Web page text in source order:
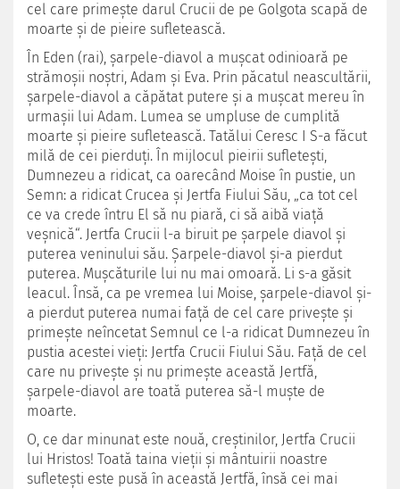
cel care primeşte darul Crucii de pe Golgota scapă de
moarte şi de pieire sufletească.
În Eden (rai), şarpele-diavol a muşcat odinioară pe
strămoşii noştri, Adam şi Eva. Prin păcatul neascultării,
şarpele-diavol a căpătat putere şi a muşcat mereu în
urmaşii lui Adam. Lumea se umpluse de cumplită
moarte şi pieire sufletească. Tatălui Ceresc I S-a făcut
milă de cei pierduţi. În mijlocul pieirii sufleteşti,
Dumnezeu a ridicat, ca oarecând Moise în pustie, un
Semn: a ridicat Crucea şi Jertfa Fiului Său, „ca tot cel
ce va crede întru El să nu piară, ci să aibă viaţă
veşnică“. Jertfa Crucii l-a biruit pe şarpele diavol şi
puterea veninului său. Şarpele-diavol şi-a pierdut
puterea. Muşcăturile lui nu mai omoară. Li s-a găsit
leacul. Însă, ca pe vremea lui Moise, şarpele-diavol şi-
a pierdut puterea numai faţă de cel care priveşte şi
primeşte neîncetat Semnul ce l-a ridicat Dumnezeu în
pustia acestei vieţi: Jertfa Crucii Fiului Său. Faţă de cel
care nu priveşte şi nu primeşte această Jertfă,
şarpele-diavol are toată puterea să-l muşte de
moarte.
O, ce dar minunat este nouă, creştinilor, Jertfa Crucii
lui Hristos! Toată taina vieţii şi mântuirii noastre
sufleteşti este pusă în această Jertfă, însă cei mai